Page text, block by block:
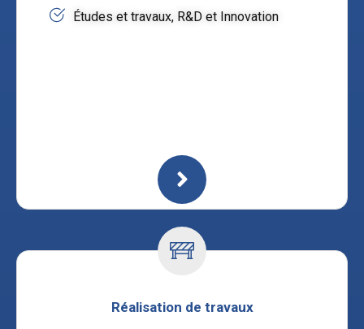
Études et travaux, R&D et Innovation
Réalisation de travaux